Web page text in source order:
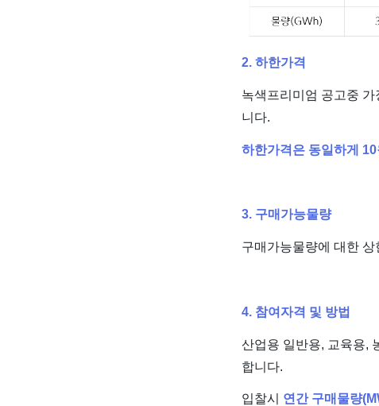
2. 하한가격
녹색프리미엄 공고중
니다.
하한가격은 동일하게
3. 구매가능물량
구매가능물량에 대한
4. 참여자격 및 방법
산업용 일반용, 교육용,
합니다.
입찰시 연간 구매물량